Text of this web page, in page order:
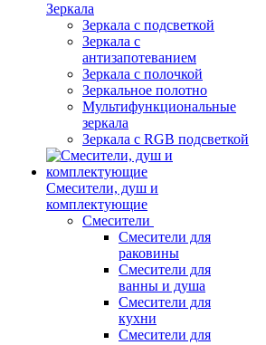
Зеркала
Зеркала с подсветкой
Зеркала с
антизапотеванием
Зеркала с полочкой
Зеркальное полотно
Мультифункциональные
зеркала
Зеркала c RGB подсветкой
Смесители, душ и
комплектующие
Смесители
Смесители для
раковины
Смесители для
ванны и душа
Смесители для
кухни
Смесители для